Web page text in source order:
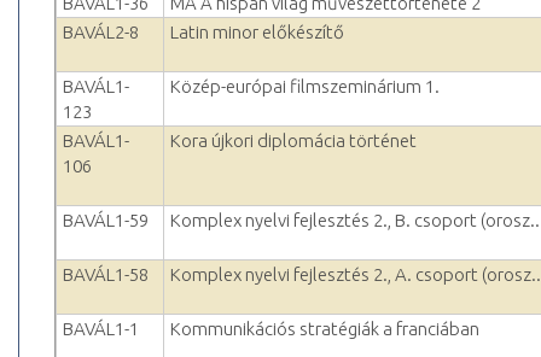
BAVÁL2-8
Latin minor előkészítő
BAVÁL1-
123
Közép-európai filmszeminárium 1.
BAVÁL1-
106
Kora újkori diplomácia történet
BAVÁL1-59 Komplex nyelvi fejlesztés 2., B. csoport
BAVÁL1-58 Komplex nyelvi fejlesztés 2., A. csoport
BAVÁL1-1 Kommunikációs stratégiák a franciában